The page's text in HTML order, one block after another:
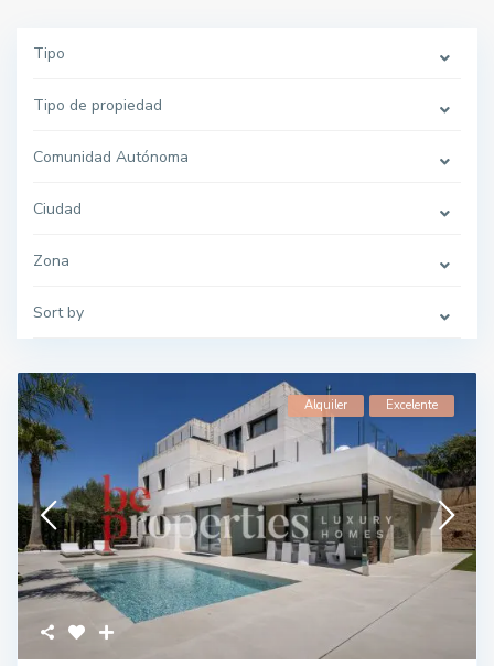
Tipo
Tipo de propiedad
Comunidad Autónoma
Ciudad
Zona
Sort by
Alquiler Excelente